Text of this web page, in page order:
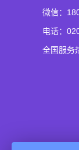
微信：
电话：
全国服务